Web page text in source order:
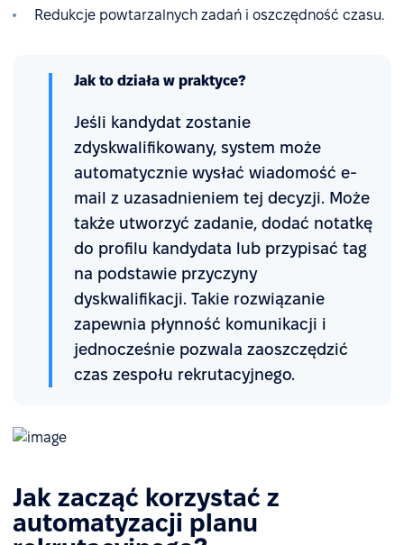
Redukcje powtarzalnych zadań i oszczędność czasu.
Jak to działa w praktyce?
Jeśli kandydat zostanie
zdyskwalifikowany, system może
automatycznie wysłać wiadomość e-
mail z uzasadnieniem tej decyzji. Może
także utworzyć zadanie, dodać notatkę
do profilu kandydata lub przypisać tag
na podstawie przyczyny
dyskwalifikacji. Takie rozwiązanie
zapewnia płynność komunikacji i
jednocześnie pozwala zaoszczędzić
czas zespołu rekrutacyjnego.
Jak zacząć korzystać z
automatyzacji planu